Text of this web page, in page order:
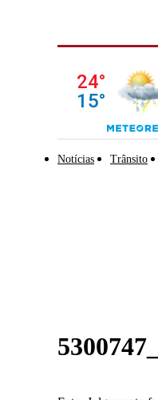
Notícias Trânsito